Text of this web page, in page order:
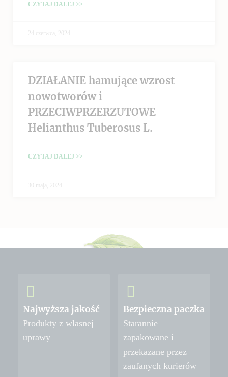
CZYTAJ DALEJ >>
24 czerwca, 2024
DZIAŁANIE hamujące wzrost
nowotworów i
PRZECIWPRZERZUTOWE
Helianthus Tuberosus L.
CZYTAJ DALEJ >>
30 maja, 2024
Najwyższa jakość
Produkty z własnej
uprawy
Bezpieczna paczka
Starannie
zapakowane i
przekazane przez
zaufanych kurierów